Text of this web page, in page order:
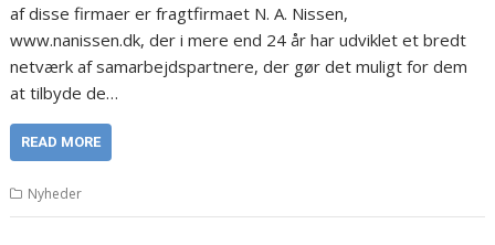
af disse firmaer er fragtfirmaet N. A. Nissen,
www.nanissen.dk, der i mere end 24 år har udviklet et bredt
netværk af samarbejdspartnere, der gør det muligt for dem
at tilbyde de…
READ MORE
Nyheder